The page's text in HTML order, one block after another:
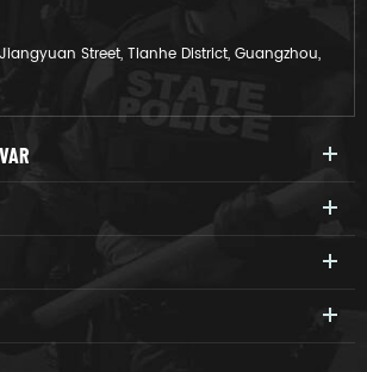
Jiangyuan Street, Tianhe District, Guangzhou,